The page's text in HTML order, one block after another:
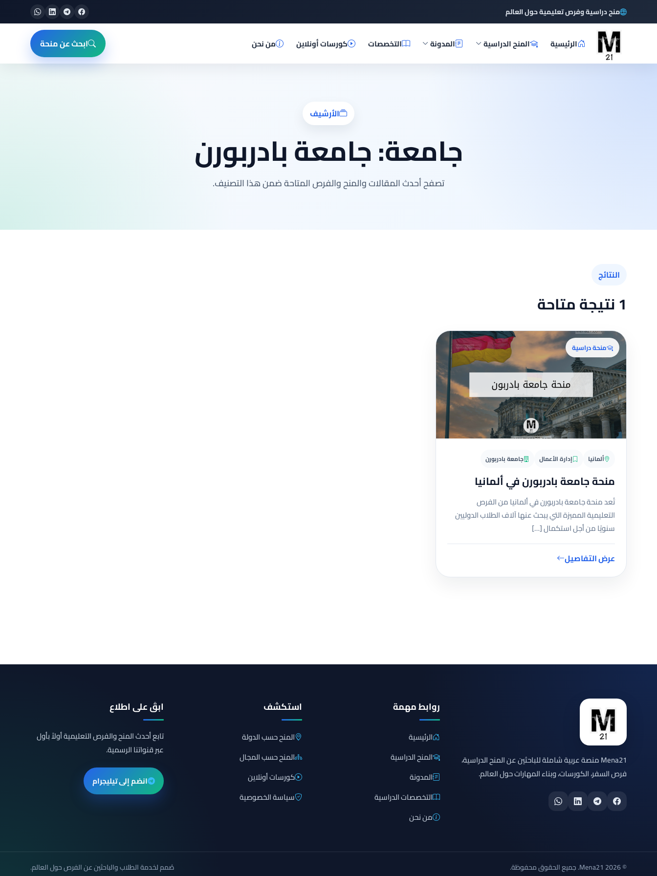
منح دراسية وفرص تعليمية حول العالم
الرئيسية المنح الدراسية المدونة التخصصات كورسات أونلاين من نحن ابحث عن منحة
الأرشيف
جامعة:جامعة بادربورن
تصفح أحدث المقالات والمنح والفرص المتاحة ضمن هذا التصنيف.
النتائج
1 نتيجة متاحة
منحة دراسية
ألمانيا إدارة الأعمال جامعة بادربورن
منحة جامعة بادربورن في ألمانيا
تُعد منحة جامعة بادربورن في ألمانيا من الفرص
التعليمية المميزة التي يبحث عنها آلاف الطلاب الدوليين
سنويًا من أجل استكمال […]
عرض التفاصيل
Mena21 منصة عربية شاملة للباحثين عن المنح الدراسية،
فرص السفر، الكورسات، وبناء المهارات حول العالم.
روابط مهمة
الرئيسية
المنح الدراسية
المدونة
التخصصات الدراسية
من نحن
استكشف
المنح حسب الدولة
المنح حسب المجال
كورسات أونلاين
سياسة الخصوصية
ابقَ على اطلاع
تابع أحدث المنح والفرص التعليمية أولاً بأول
عبر قنواتنا الرسمية.
انضم إلى تيليجرام
© 2026 Mena21. جميع الحقوق محفوظة. صُمم لخدمة الطلاب والباحثين عن الفرص حول العالم.